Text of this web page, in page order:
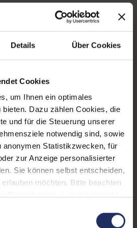
Details Über Cookies
Cookies
um Ihnen ein optimales
Dazu zählen Cookies, die
und für die Steuerung unserer
notwendig sind, sowie
anonymen Statistikzwecken, für
zur Anzeige personalisierter
Sie können selbst entscheiden,
möchten. Bitte beachten
Sie in
Mattes Display
GHz
8
6
250 GB SSD
16 GB DDR4
Quadro P2000